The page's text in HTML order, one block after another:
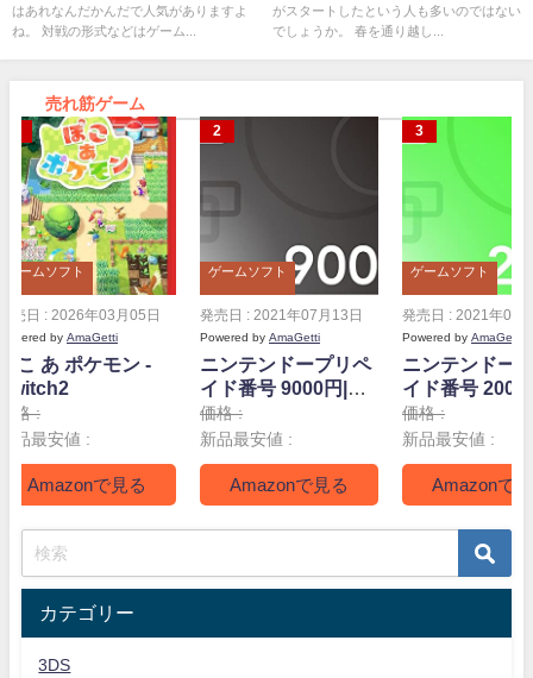
はあれなんだかんだで人気がありますよ
ね。 対戦の形式などはゲーム...
がスタートしたという人も多いのではない
でしょうか。 春を通り越し...
売れ筋ゲーム
ゲームソフト
売日 : 2026年03月05日
by AmaGetti
こ あ ポケモン -
格 :
品最安値 :
Amazonで見る
ゲームソフト
発売日 : 2021年07月13日
Powered by AmaGetti
ニンテンドープリペ
イド番号 9000円|オ
ンラインコード版
価格 :
新品最安値 :
Amazonで見る
ゲームソフト
発売日 : 2021年07
Powered by AmaGetti
ニンテンドー
イド番号 2000
ンラインコー
価格 :
新品最安値 :
Amazonで
カテゴリー
3DS